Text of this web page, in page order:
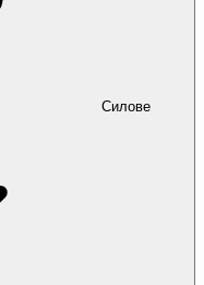
Силове